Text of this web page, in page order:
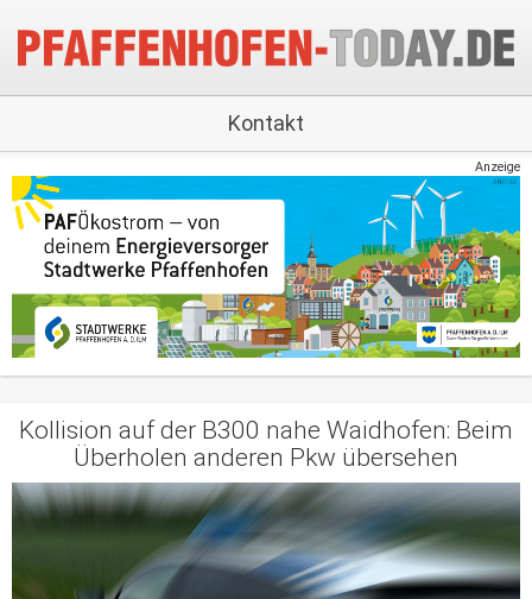
Kontakt
Anzeige
Kollision auf der B300 nahe Waidhofen: Beim
Überholen anderen Pkw übersehen